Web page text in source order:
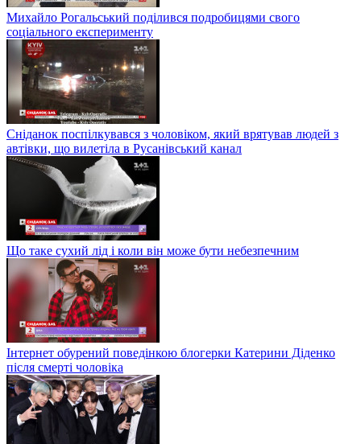
Михайло Рогальський поділився подробицями свого
соціального експерименту
Сніданок поспілкувався з чоловіком, який врятував людей з
автівки, що вилетіла в Русанівський канал
Що таке сухий лід і коли він може бути небезпечним
Інтернет обурений поведінкою блогерки Катерини Діденко
після смерті чоловіка